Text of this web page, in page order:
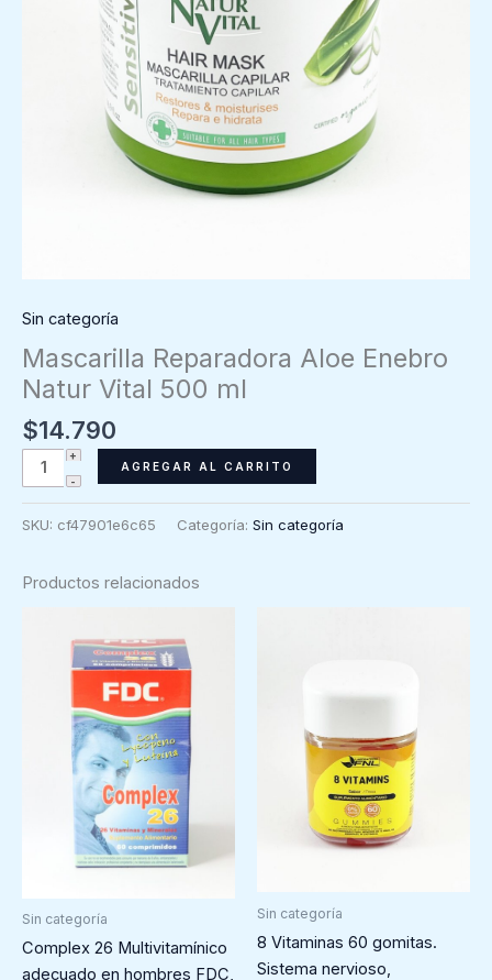
Sin categoría
Mascarilla Reparadora Aloe Enebro
Natur Vital 500 ml
$14.790
Mascarilla
Reparadora
Vital
cantidad
AGREGAR AL CARRITO
SKU: cf47901e6c65 Categoría: Sin categoría
Productos relacionados
Sin categoría
Complex 26 Multivitamínico
adecuado en hombres FDC,
Sin categoría
8 Vitaminas 60 gomitas.
Sistema nervioso,